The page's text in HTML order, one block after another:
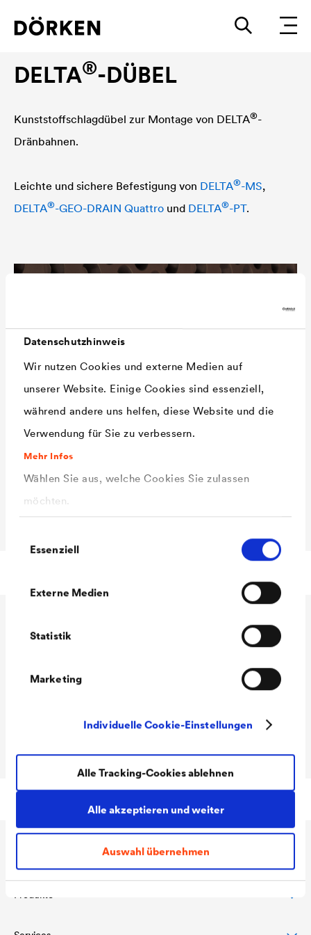
Datenschutzhinweis
Wir nutzen Cookies und externe Medien auf
unserer Website. Einige Cookies sind essenziell,
während andere uns helfen, diese Website und die
Verwendung für Sie zu verbessern.
Mehr Infos
Wählen Sie aus, welche Cookies Sie zulassen
möchten.
Essenziell
Externe Medien
Statistik
Marketing
Individuelle Cookie-Einstellungen
Alle akzeptieren und weiter
Auswahl übernehmen
Alle Tracking-Cookies ablehnen
DELTA®-DÜBEL
Kunststoffschlagdübel zur Montage von DELTA®-
Dränbahnen.
Leichte und sichere Befestigung von DELTA®-MS,
DELTA®-GEO-DRAIN Quattro und DELTA®-PT.
Technische Daten
Steildachschutz
Produkte